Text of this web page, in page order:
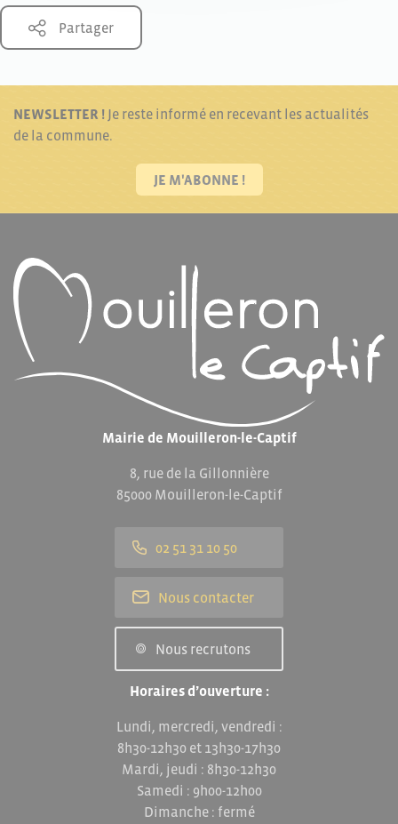
Partager
NEWSLETTER ! Je reste informé en recevant les actualités
de la commune.
JE M'ABONNE !
Mairie de Mouilleron-le-Captif
8, rue de la Gillonnière
85000 Mouilleron-le-Captif
02 51 31 10 50
Nous contacter
Nous recrutons
Horaires d’ouverture :
Lundi, mercredi, vendredi :
8h30-12h30 et 13h30-17h30
Mardi, jeudi : 8h30-12h30
Samedi : 9h00-12h00
Dimanche : fermé